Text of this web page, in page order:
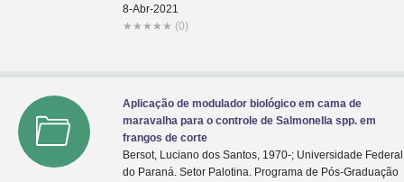
8-Abr-2021
★ ★ ★ ★ ★ (0)
Aplicação de modulador biológico em cama de
maravalha para o controle de Salmonella spp. em
frangos de corte
Bersot, Luciano dos Santos, 1970-; Universidade Federal
do Paraná. Setor Palotina. Programa de Pós-Graduação